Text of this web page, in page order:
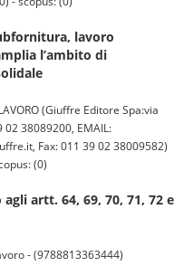
lavoro
l’ambito di
(Giuffre Editore Spa:via
38089200, EMAIL:
Fax: 011 39 02 38009582)
(0)
artt. 64, 69, 70, 71, 72 e
- (9788813363444)